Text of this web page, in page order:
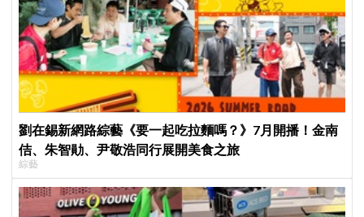
劉在錫新網路綜藝《要一起吃拉麵嗎？》7月開播！金南
佶、朱智勛、尹敬浩同行展開美食之旅
綜藝